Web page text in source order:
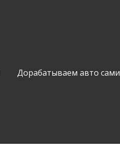
Дорабатываем авто сами